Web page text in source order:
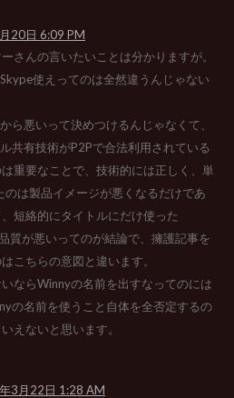
20日 6:09 PM
さんの言いたいことは分かりますが。
使えってのは全然違うんじゃない
ら悪いって決めつけるんじゃなくて、
共有技術がP2Pで合法利用されている
重要なことで、技術的には正しく、単
のは製品イメージが悪くなるだけであ
短絡的にタイトルにだけ使った
質が悪いってのが結論で、擁護記事を
こちらの意図と違います。
ならWinnyの名前を出すなってのには
の名前を使うこと自体を全否定するの
えないと思います。
3月22日 1:28 AM